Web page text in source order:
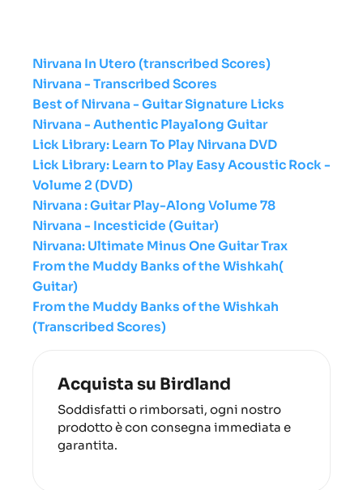
Nirvana In Utero (transcribed Scores)
Nirvana - Transcribed Scores
Best of Nirvana - Guitar Signature Licks
Nirvana - Authentic Playalong Guitar
Lick Library: Learn To Play Nirvana DVD
Lick Library: Learn to Play Easy Acoustic Rock -
Volume 2 (DVD)
Nirvana : Guitar Play-Along Volume 78
Nirvana - Incesticide (Guitar)
Nirvana: Ultimate Minus One Guitar Trax
From the Muddy Banks of the Wishkah(
Guitar)
From the Muddy Banks of the Wishkah
(Transcribed Scores)
Acquista su Birdland
Soddisfatti o rimborsati, ogni nostro
prodotto è con consegna immediata e
garantita.